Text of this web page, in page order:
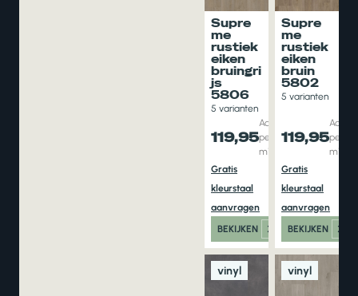
Supre
me
rustiek
eiken
bruingri
js
5806
5 varianten
119,95
Adviesprijs
per aantal
m1
Gratis
kleurstaal
aanvragen
BEKIJKEN
Supre
me
rustiek
eiken
bruin
5802
5 varianten
119,95per
m1
Gratis
kleurstaal
aanvragen
BEKIJKEN
vinyl vinyl